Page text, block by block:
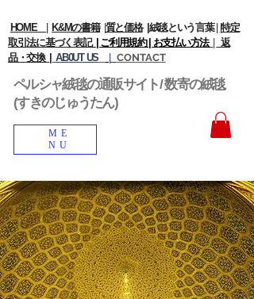
HOME K&Mの書籍| 質と価格| 絨毯という言葉 |特定
取引法に基づく表記
| ご利用規約 | お支払い方法
返
品・交換 |
AB0UT US CONTACT
ペルシャ絨毯の通販サイト/ 数寄の絨毯
(すきのじゅうたん)
ME
NU